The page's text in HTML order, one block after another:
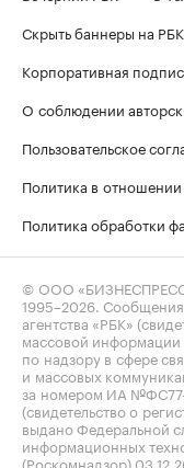
Скрыть баннеры на РБК
Корпоративная
О соблюдении
Пользовательское
Политика в
Политика обработки
© ООО
1995–2026 .
агентства «РБК»
массовой
по надзору в сфере
и массовых
за номером ИА №ФС77-
(свидетельство о
выдано Федеральной
информационных
(Роскомнадзор)